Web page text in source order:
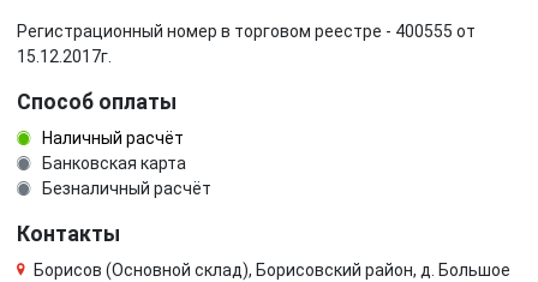
Регистрационный номер в торговом реестре - 400555 от
15.12.2017г.
Способ оплаты
Наличный расчёт
Банковская карта
Безналичный расчёт
Контакты
Борисов (Основной склад), Борисовский район, д. Большое